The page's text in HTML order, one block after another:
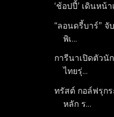
‘ช้อปปี้’ เดินหน้
“ลอนดรี้บาร์” จั
พิเ...
การีนาเปิดตัวนั
ไทยรุ่...
ทรัสต์ กอล์ฟรุก
หลัก ร...